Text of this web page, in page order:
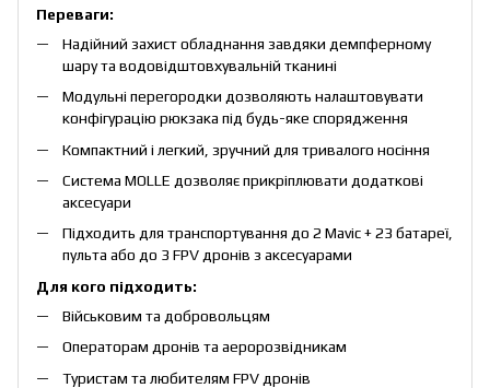
Переваги:
Надійний захист обладнання завдяки демпферному
шару та водовідштовхувальній тканині
Модульні перегородки дозволяють налаштовувати
конфігурацію рюкзака під будь-яке спорядження
Компактний і легкий, зручний для тривалого носіння
Система MOLLE дозволяє прикріплювати додаткові
аксесуари
Підходить для транспортування до 2 Mavic + 23 батареї,
пульта або до 3 FPV дронів з аксесуарами
Для кого підходить:
Військовим та добровольцям
Операторам дронів та аеророзвідникам
Туристам та любителям FPV дронів